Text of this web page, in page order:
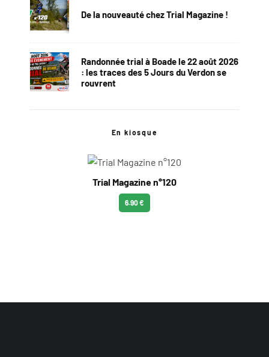
De la nouveauté chez Trial Magazine !
Randonnée trial à Boade le 22 août 2026
: les traces des 5 Jours du Verdon se
rouvrent
En kiosque
Trial Magazine n°120
6.90 €